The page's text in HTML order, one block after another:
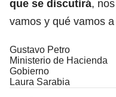
que se discutirá,
vamos y qué vamos a
Gustavo Petro
Ministerio de Hacienda
Gobierno
Laura Sarabia